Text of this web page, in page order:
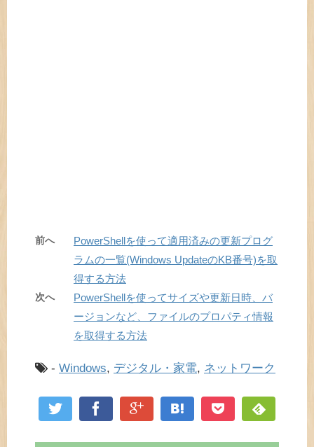
前へ
PowerShellを使って適用済みの更新プログ
ラムの一覧(Windows UpdateのKB番号)を取
得する方法
次へ
PowerShellを使ってサイズや更新日時、バ
ージョンなど、ファイルのプロパティ情報
を取得する方法
- Windows, デジタル・家電, ネットワーク